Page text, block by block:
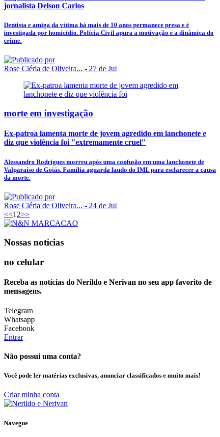
jornalista Delson Carlos
Dentista e amiga da vítima há mais de 10 anos permanece presa e é
investigada por homicídio. Polícia Civil apura a motivação e a dinâmica do
crime.
Rose Cléria de Oliveira... - 27 de Jul
morte em investigação
Ex-patroa lamenta morte de jovem agredido em lanchonete e
diz que violência foi "extremamente cruel"
Alessandro Rodrigues morreu após uma confusão em uma lanchonete de
Valparaíso de Goiás. Família aguarda laudo do IML para esclarecer a causa
da morte.
Rose Cléria de Oliveira... - 24 de Jul
<<1 2>>
Nossas notícias
no celular
Receba as notícias do Nerildo e Nerivan no seu app favorito de
mensagens.
Telegram
Whatsapp
Facebook
Entrar
Não possui uma conta?
Você pode ler matérias exclusivas, anunciar classificados e muito mais!
Criar minha conta
Navegue